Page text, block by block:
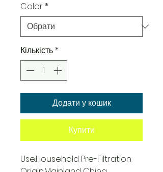
Color *
Кількість *
Додати у кошик
Купити
Use:Household Pre-Filtration